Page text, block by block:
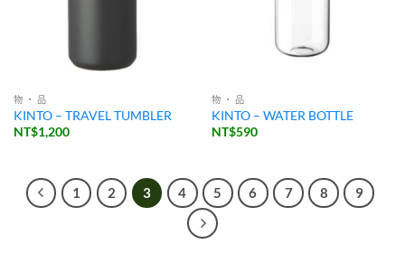
物 ・ 品
KINTO – TRAVEL TUMBLER
NT$1,200
物 ・ 品
KINTO – WATER BOTTLE
NT$590
1 2 3 4 5 6 7 8 9